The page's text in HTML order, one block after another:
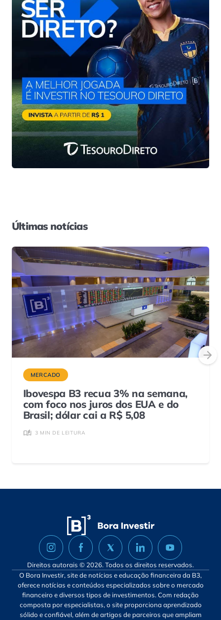
Últimas notícias
MERCADO
Ibovespa B3 recua 3% na semana,
com foco nos juros dos EUA e do
Brasil; dólar cai a R$ 5,08
3 MIN DE LEITURA
Direitos autorais © 2026. Todos os direitos reservados.
O Bora Investir, site de notícias e educação financeira da B3,
oferece notícias e conteúdos especializados sobre o mercado
financeiro e diversos tipos de investimentos. Com redação
composta por especialistas, o site proporciona aprendizado
sólido e confiável, além de artigos de parceiros que ampliam